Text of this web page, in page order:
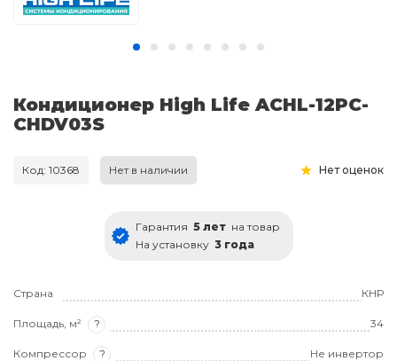
Кондиционер High Life ACHL-12PC-
CHDV03S
Код: 10368 Нет в наличии Нет оценок
Гарантия 5 лет на товар
На установку 3 года
Страна КНР
Площадь, м² ? 34
Компрессор ? Не инвертор